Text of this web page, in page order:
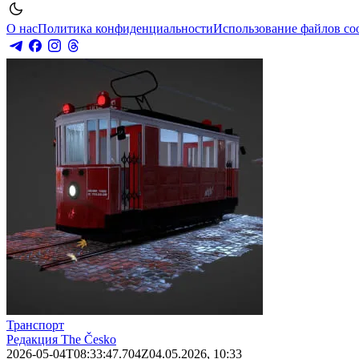
О насПолитика конфиденциальностиИспользование файлов
Транспорт
Редакция The Česko
2026-05-04T08:33:47.704Z04.05.2026, 10:33